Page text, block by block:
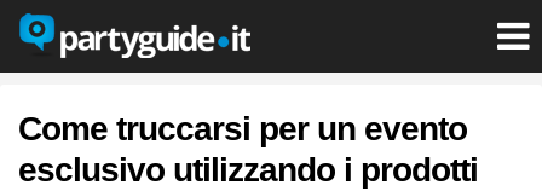
Come truccarsi per un evento
esclusivo utilizzando i prodotti